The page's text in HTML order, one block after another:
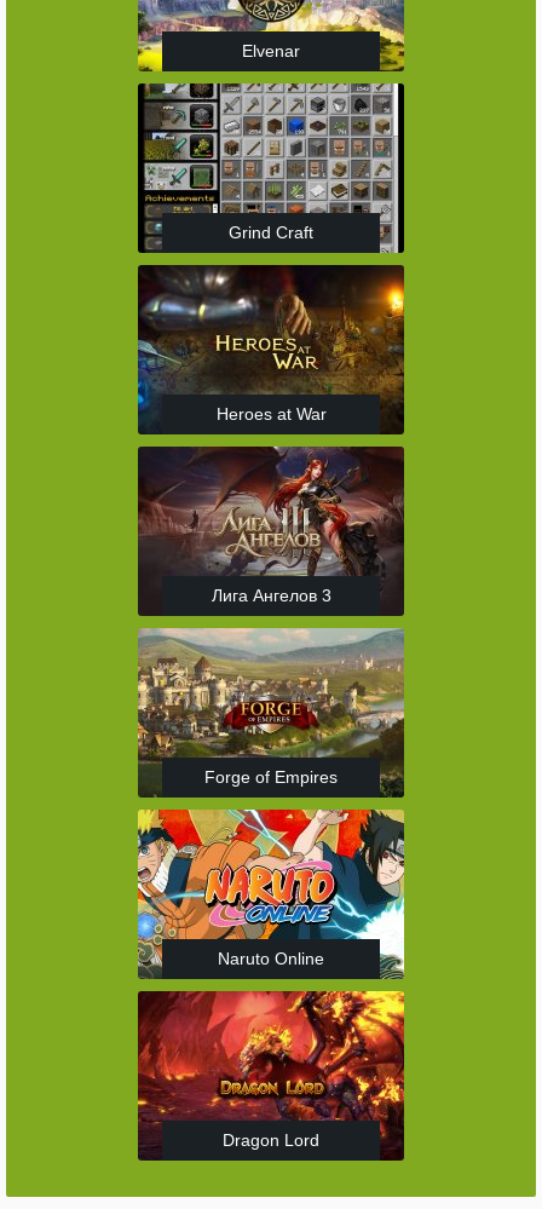
Elvenar
Grind Craft
Heroes at War
Лига Ангелов 3
Forge of Empires
Naruto Online
Dragon Lord